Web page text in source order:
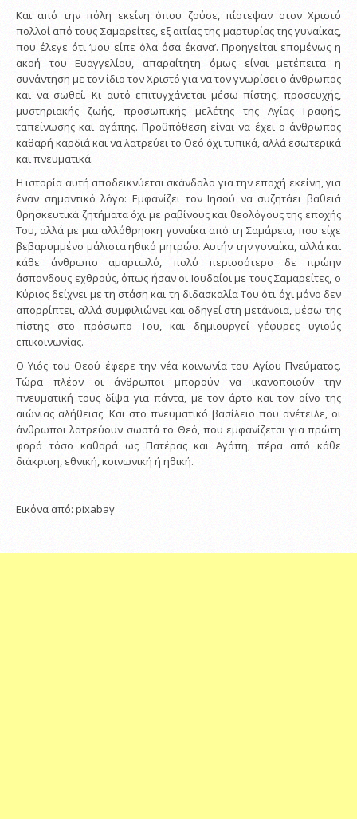
Και από την πόλη εκείνη όπου ζούσε, πίστεψαν στον Χριστό
πολλοί από τους Σαμαρείτες, εξ αιτίας της μαρτυρίας της γυναίκας,
που έλεγε ότι ‘μου είπε όλα όσα έκανα’. Προηγείται επομένως η
ακοή του Ευαγγελίου, απαραίτητη όμως είναι μετέπειτα η
συνάντηση με τον ίδιο τον Χριστό για να τον γνωρίσει ο άνθρωπος
και να σωθεί. Κι αυτό επιτυγχάνεται μέσω πίστης, προσευχής,
μυστηριακής ζωής, προσωπικής μελέτης της Αγίας Γραφής,
ταπείνωσης και αγάπης. Προϋπόθεση είναι να έχει ο άνθρωπος
καθαρή καρδιά και να λατρεύει το Θεό όχι τυπικά, αλλά εσωτερικά
και πνευματικά.
Η ιστορία αυτή αποδεικνύεται σκάνδαλο για την εποχή εκείνη, για
έναν σημαντικό λόγο: Εμφανίζει τον Ιησού να συζητάει βαθειά
θρησκευτικά ζητήματα όχι με ραβίνους και θεολόγους της εποχής
Του, αλλά με μια αλλόθρησκη γυναίκα από τη Σαμάρεια, που είχε
βεβαρυμμένο μάλιστα ηθικό μητρώο. Αυτήν την γυναίκα, αλλά και
κάθε άνθρωπο αμαρτωλό, πολύ περισσότερο δε πρώην
άσπονδους εχθρούς, όπως ήσαν οι Ιουδαίοι με τους Σαμαρείτες, ο
Κύριος δείχνει με τη στάση και τη διδασκαλία Του ότι όχι μόνο δεν
απορρίπτει, αλλά συμφιλιώνει και οδηγεί στη μετάνοια, μέσω της
πίστης στο πρόσωπο Του, και δημιουργεί γέφυρες υγιούς
επικοινωνίας.
Ο Υιός του Θεού έφερε την νέα κοινωνία του Αγίου Πνεύματος.
Τώρα πλέον οι άνθρωποι μπορούν να ικανοποιούν την
πνευματική τους δίψα για πάντα, με τον άρτο και τον οίνο της
αιώνιας αλήθειας. Και στο πνευματικό βασίλειο που ανέτειλε, οι
άνθρωποι λατρεύουν σωστά το Θεό, που εμφανίζεται για πρώτη
φορά τόσο καθαρά ως Πατέρας και Αγάπη, πέρα από κάθε
διάκριση, εθνική, κοινωνική ή ηθική.
Εικόνα από: pixabay